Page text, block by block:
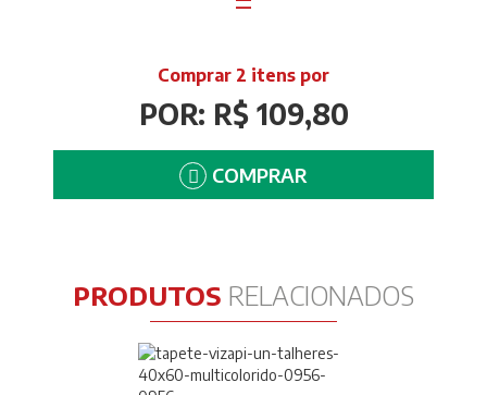
Comprar 2 itens por
POR: R$ 109,80
COMPRAR
PRODUTOS RELACIONADOS